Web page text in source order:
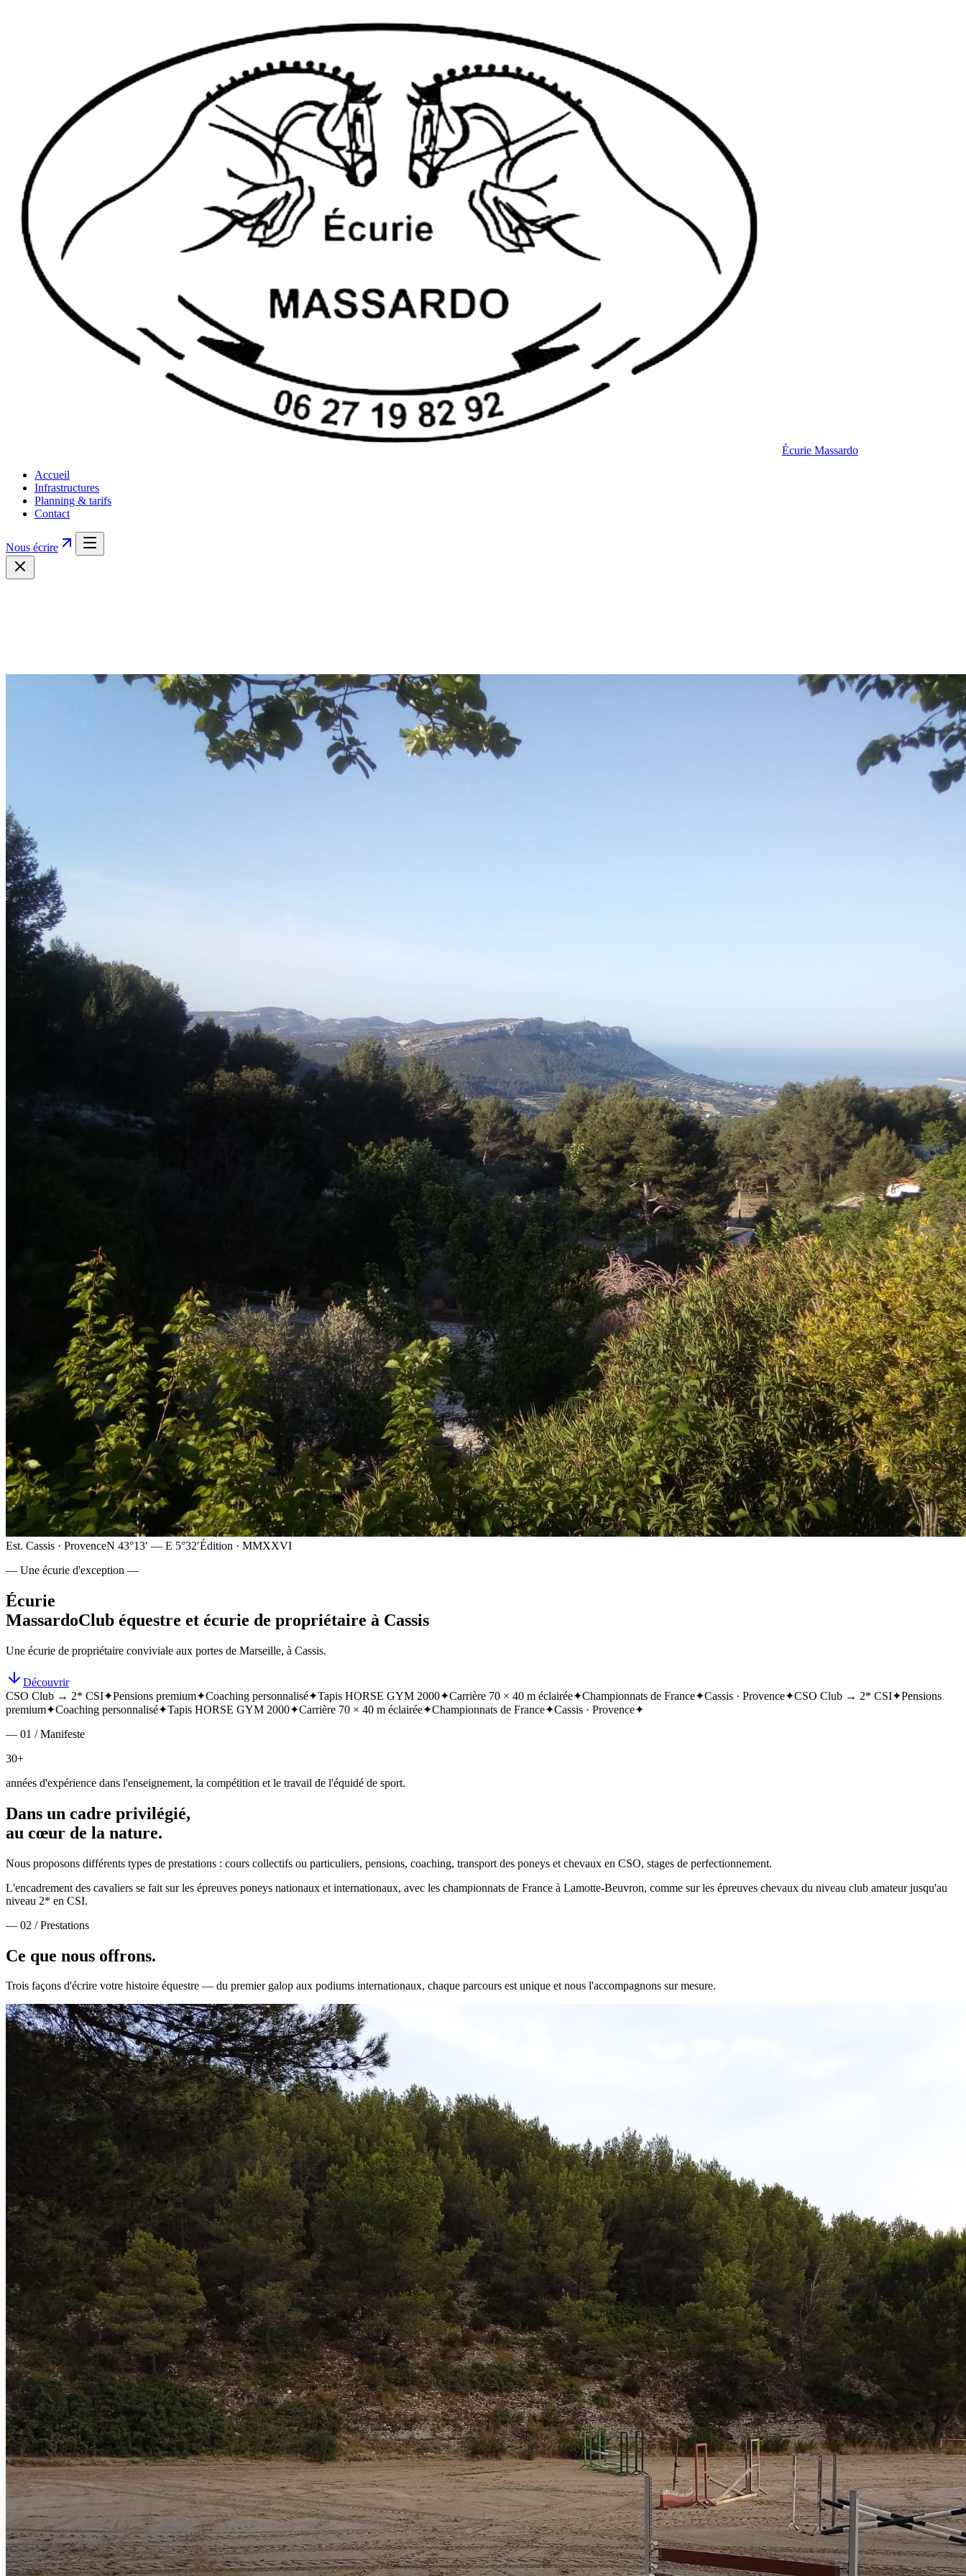
Écurie Massardo
Accueil
Infrastructures
Planning & tarifs
Contact
Nous écrire
Est. Cassis · ProvenceN 43°13′ — E 5°32′Édition · MMXXVI
— Une écurie d'exception —
Écurie
MassardoClub équestre et écurie de propriétaire à Cassis
Une écurie de propriétaire conviviale aux portes de Marseille, à Cassis.
Découvrir
CSO Club → 2* CSI✦Pensions premium✦Coaching personnalisé✦Tapis HORSE GYM 2000✦Carrière 70 × 40 m éclairée✦Championnats de France✦Cassis · Provence✦CSO Club → 2* CSI✦Pensions
premium✦Coaching personnalisé✦Tapis HORSE GYM 2000✦Carrière 70 × 40 m éclairée✦Championnats de France✦Cassis · Provence✦
— 01 / Manifeste
30+
années d'expérience dans l'enseignement, la compétition et le travail de l'équidé de sport.
Dans un cadre privilégié,
au cœur de la nature.
Nous proposons différents types de prestations : cours collectifs ou particuliers, pensions, coaching, transport des poneys et chevaux en CSO, stages de perfectionnement.
L'encadrement des cavaliers se fait sur les épreuves poneys nationaux et internationaux, avec les championnats de France à Lamotte-Beuvron, comme sur les épreuves chevaux du niveau club amateur jusqu'au
niveau 2* en CSI.
— 02 / Prestations
Ce que nous offrons.
Trois façons d'écrire votre histoire équestre — du premier galop aux podiums internationaux, chaque parcours est unique et nous l'accompagnons sur mesure.